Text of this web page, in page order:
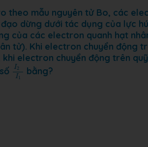
theo mẫu nguyên tử Bo, các
dừng dưới tác dụng của lực
của các electron quanh hạt
tử). Khi electron chuyển động
khi electron chuyển động trên
I2
I1
I2I1
bằng?